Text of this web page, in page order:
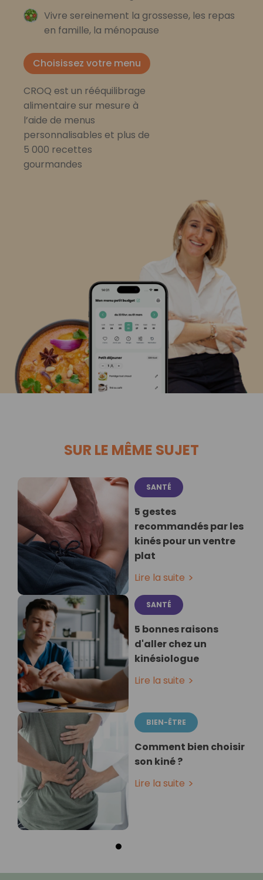
Vivre sereinement la grossesse, les repas
en famille, la ménopause
Choisissez votre menu
CROQ est un rééquilibrage
alimentaire sur mesure à
l’aide de menus
personnalisables et plus de
5 000 recettes
gourmandes
SUR LE MÊME SUJET
SANTÉ
5 gestes
recommandés par les
kinés pour un ventre
plat
Lire la suite
SANTÉ
5 bonnes raisons
d'aller chez un
kinésiologue
Lire la suite
BIEN-ÊTRE
Comment bien choisir
son kiné ?
Lire la suite